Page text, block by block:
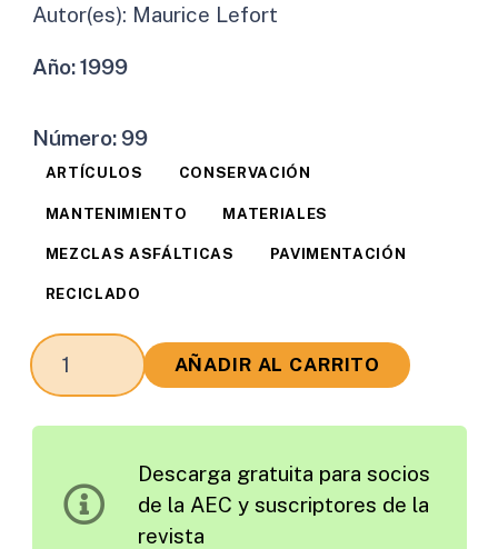
Autor(es): Maurice Lefort
Año:1999
Número: 99
ARTÍCULOS CONSERVACIÓN
MANTENIMIENTO MATERIALES
MEZCLAS ASFÁLTICAS PAVIMENTACIÓN
RECICLADO
El
Estado
Técnica
AÑADIR AL CARRITO
Descarga gratuita para socios
de la AEC y suscriptores de la
revista